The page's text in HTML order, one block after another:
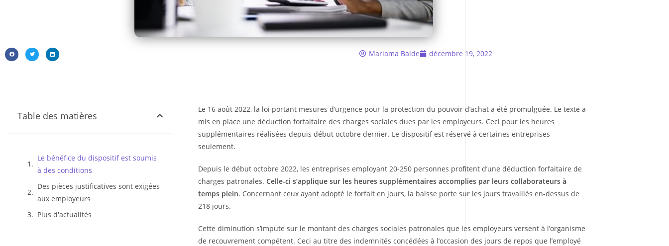
Mariama Balde décembre 19, 2022
Table des matières
Le bénéfice du dispositif est soumis
à des conditions
Des pièces justificatives sont exigées
aux employeurs
Plus d'actualités
Le 16 août 2022, la loi portant mesures d’urgence pour la protection du pouvoir d’achat a été promulguée. Le texte a
mis en place une déduction forfaitaire des charges sociales dues par les employeurs. Ceci pour les heures
supplémentaires réalisées depuis début octobre dernier. Le dispositif est réservé à certaines entreprises
seulement.
Depuis le début octobre 2022, les entreprises employant 20-250 personnes profitent d’une déduction forfaitaire de
charges patronales.Celle-ci s’applique sur les heures supplémentaires accomplies par leurs collaborateurs à
temps plein. Concernant ceux ayant adopté le forfait en jours, la baisse porte sur les jours travaillés en-dessus de
218 jours.
Cette diminution s’impute sur le montant des charges sociales patronales que les employeurs versent à l’organisme
de recouvrement compétent. Ceci au titre des indemnités concédées à l’occasion des jours de repos que l’employé